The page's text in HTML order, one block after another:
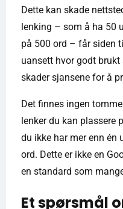
Dette kan skade
lenking – som å ha 50
på 500 ord – får siden
uansett hvor godt brukt
skader sjansene for å
Det finnes ingen
lenker du kan plassere
du ikke har mer enn én
ord. Dette er ikke en
en standard som
Et spørsmål